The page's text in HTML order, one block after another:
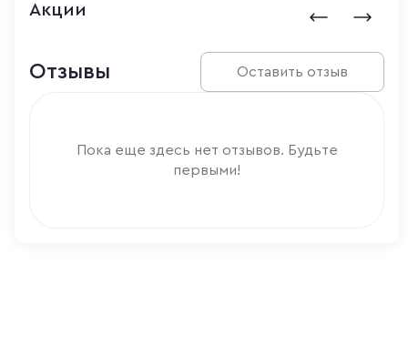
Акции
Отзывы Оставить отзыв
Пока еще здесь нет отзывов. Будьте
первыми!